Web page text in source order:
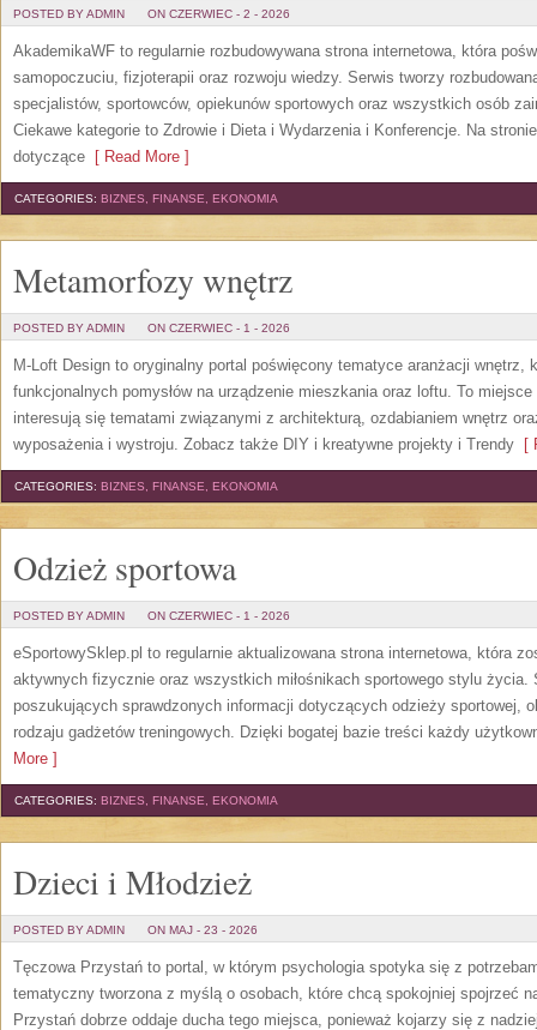
POSTED BY ADMIN ON CZERWIEC - 2 - 2026
AkademikaWF to regularnie rozbudowywana strona internetowa, która
samopoczuciu, fizjoterapii oraz rozwoju wiedzy. Serwis tworzy
specjalistów, sportowców, opiekunów sportowych oraz wszystkich osób
Ciekawe kategorie to Zdrowie i Dieta i Wydarzenia i Konferencje. Na
dotyczące [ Read More ]
CATEGORIES: BIZNES, FINANSE, EKONOMIA
Metamorfozy wnętrz
POSTED BY ADMIN ON CZERWIEC - 1 - 2026
M-Loft Design to oryginalny portal poświęcony tematyce aranżacji wnętrz,
funkcjonalnych pomysłów na urządzenie mieszkania oraz loftu. To
interesują się tematami związanymi z architekturą, ozdabianiem wnętrz
wyposażenia i wystroju. Zobacz także DIY i kreatywne projekty i Trendy [
CATEGORIES: BIZNES, FINANSE, EKONOMIA
Odzież sportowa
POSTED BY ADMIN ON CZERWIEC - 1 - 2026
eSportowySklep.pl to regularnie aktualizowana strona internetowa, która
aktywnych fizycznie oraz wszystkich miłośnikach sportowego stylu życia.
poszukujących sprawdzonych informacji dotyczących odzieży sportowej,
rodzaju gadżetów treningowych. Dzięki bogatej bazie treści każdy
More ]
CATEGORIES: BIZNES, FINANSE, EKONOMIA
Dzieci i Młodzież
POSTED BY ADMIN ON MAJ - 23 - 2026
Tęczowa Przystań to portal, w którym psychologia spotyka się z
tematyczny tworzona z myślą o osobach, które chcą spokojniej spojrzeć
Przystań dobrze oddaje ducha tego miejsca, ponieważ kojarzy się z